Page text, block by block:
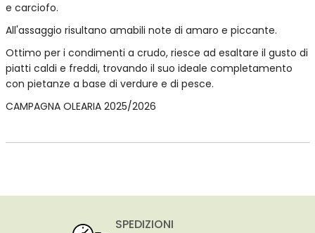
e carciofo.
All'assaggio risultano amabili note di amaro e piccante.
Ottimo per i condimenti a crudo, riesce ad esaltare il gusto di
piatti caldi e freddi, trovando il suo ideale completamento
con pietanze a base di verdure e di pesce.
CAMPAGNA OLEARIA 2025/2026
SPEDIZIONI